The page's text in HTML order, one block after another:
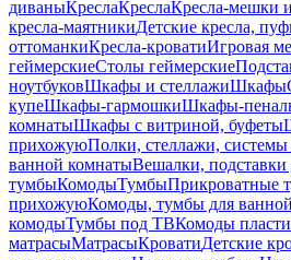
диваныКреслаКреслаКресла-мешки
кресла-маятникиДетские кресла,
оттоманкиКресла-кроватиИгровая
геймерскиеСтолы геймерские
ноутбуковШкафы и стеллажиШкафы
купеШкафы-гармошкиШкафы-
комнатыШкафы с витриной, буфеты
прихожуюПолки, стеллажи, системы
ванной комнатыВешалки, подставки
тумбыКомодыТумбыПрикроватные
прихожуюКомоды, тумбы для ванной
комодыТумбы под ТВКомоды
матрасыМатрасыКроватиДетские